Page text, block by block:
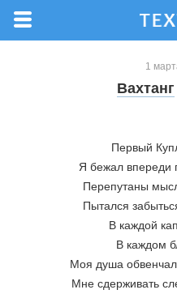
1
Вахтанг
Первый
Я бежал впереди
Перепутаны
Пытался
В каждой
В каждом
Моя душа
Мне сдерживать